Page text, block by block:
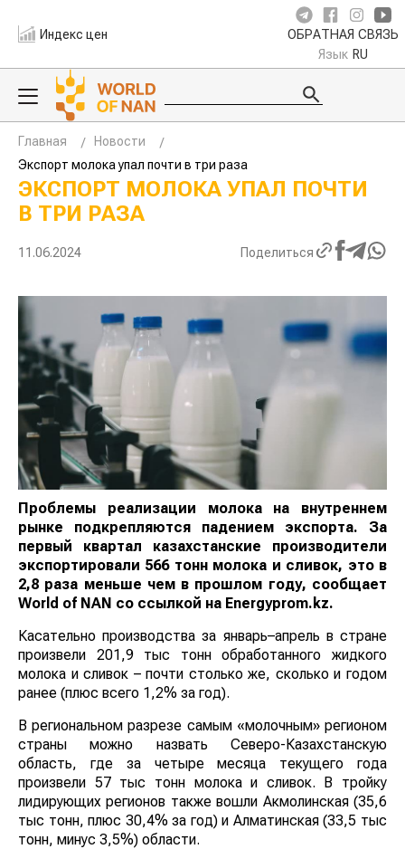
Индекс цен ОБРАТНАЯ СВЯЗЬ
Язык RU
Главная
Новости
Экспорт молока упал почти в три раза
ЭКСПОРТ МОЛОКА УПАЛ ПОЧТИ
В ТРИ РАЗА
11.06.2024 Поделиться
Проблемы реализации молока на внутреннем
рынке подкрепляются падением экспорта. За
первый квартал казахстанские производители
экспортировали 566 тонн молока и сливок, это в
2,8 раза меньше чем в прошлом году, сообщает
World of NAN со ссылкой на Energyprom.kz.
Касательно производства за январь–апрель в стране
произвели 201,9 тыс тонн обработанного жидкого
молока и сливок – почти столько же, сколько и годом
ранее (плюс всего 1,2% за год).
В региональном разрезе самым «молочным» регионом
страны можно назвать Северо-Казахстанскую
область, где за четыре месяца текущего года
произвели 57 тыс тонн молока и сливок. В тройку
лидирующих регионов также вошли Акмолинская (35,6
тыс тонн, плюс 30,4% за год) и Алматинская (33,5 тыс
тонн, минус 3,5%) области.